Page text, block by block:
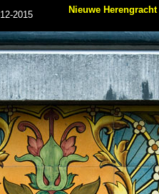
2015 Nieuwe Herengracht